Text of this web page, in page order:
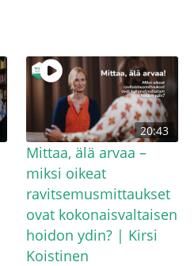
20:43
Mittaa, älä arvaa –
miksi oikeat
ravitsemusmittaukset
ovat kokonaisvaltaisen
hoidon ydin? | Kirsi
Koistinen